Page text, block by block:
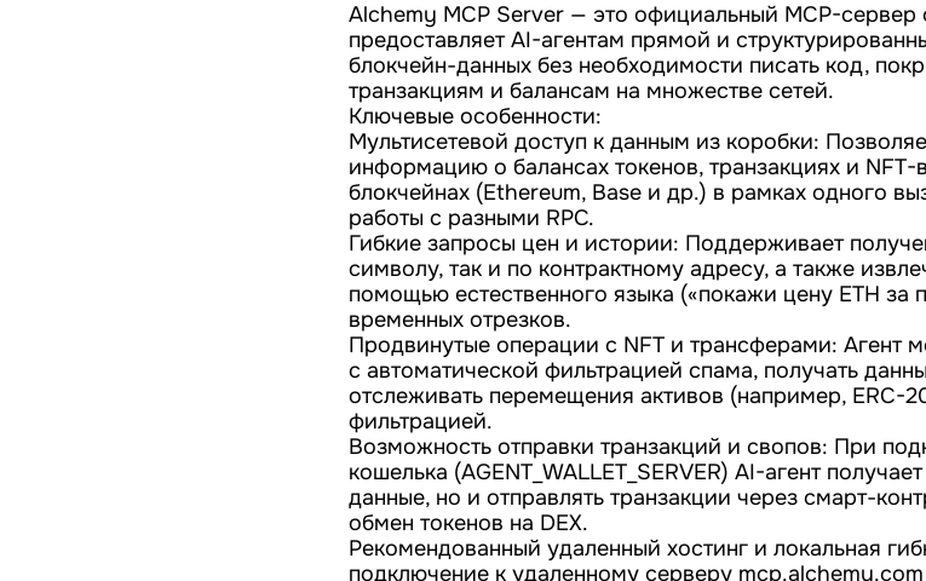
Alchemy MCP Server — это официальный MCP-сервер
предоставляет AI-агентам прямой и
блокчейн-данных без необходимости писать код,
транзакциям и балансам на множестве сетей.
Ключевые особенности:
Мультисетевой доступ к данным из коробки:
информацию о балансах токенов, транзакциях и NFT-
блокчейнах (Ethereum, Base и др.) в рамках одного
работы с разными RPC.
Гибкие запросы цен и истории: Поддерживает
символу, так и по контрактному адресу, а также
помощью естественного языка («покажи цену ETH
временных отрезков.
Продвинутые операции с NFT и трансферами: Агент
с автоматической фильтрацией спама, получать
отслеживать перемещения активов (например, ERC-
фильтрацией.
Возможность отправки транзакций и свопов: При
кошелька (AGENT_WALLET_SERVER) AI-агент
данные, но и отправлять транзакции через смарт-
обмен токенов на DEX.
Рекомендованный удаленный хостинг и локальная
подключение к удаленному серверу